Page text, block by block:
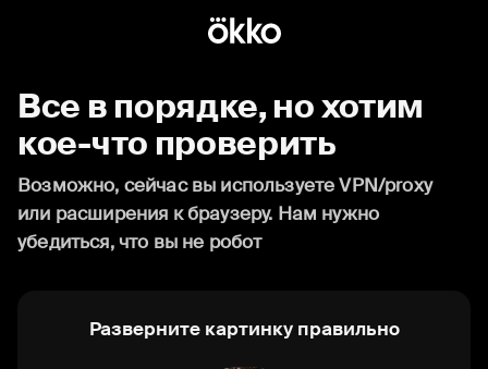
Все в порядке, но хотим
кое-что проверить
Возможно, сейчас вы используете VPN/proxy
или расширения к браузеру. Нам нужно
убедиться, что вы не робот
Разверните картинку правильно